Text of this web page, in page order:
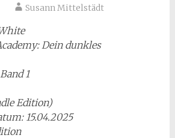
Susann Mittelstädt
Dein dunkles
1
Edition)
15.04.2025